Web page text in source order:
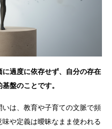
過度に依存せず、自分の存在
盤のことです。
いは、教育や子育ての文脈で頻
や定義は曖昧なまま使われる